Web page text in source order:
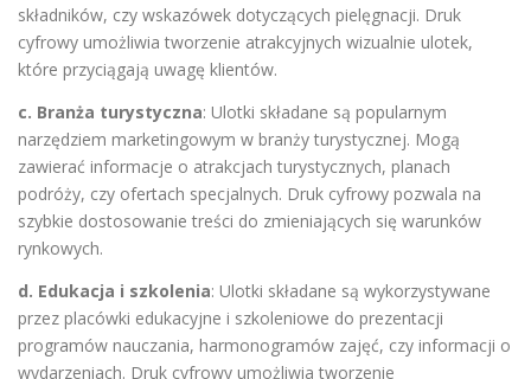
składników, czy wskazówek dotyczących pielęgnacji. Druk
cyfrowy umożliwia tworzenie atrakcyjnych wizualnie ulotek,
które przyciągają uwagę klientów.
c. Branża turystyczna: Ulotki składane są popularnym
narzędziem marketingowym w branży turystycznej. Mogą
zawierać informacje o atrakcjach turystycznych, planach
podróży, czy ofertach specjalnych. Druk cyfrowy pozwala na
szybkie dostosowanie treści do zmieniających się warunków
rynkowych.
d. Edukacja i szkolenia: Ulotki składane są wykorzystywane
przez placówki edukacyjne i szkoleniowe do prezentacji
programów nauczania, harmonogramów zajęć, czy informacji o
wydarzeniach. Druk cyfrowy umożliwia tworzenie